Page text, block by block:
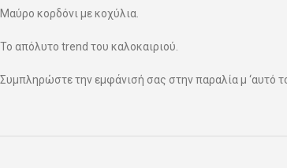
Μαύρο κορδόνι με κοχύλια.
Το απόλυτο trend του καλοκαιριού.
Συμπληρώστε την εμφάνισή σας στην παραλία μ ‘αυτό